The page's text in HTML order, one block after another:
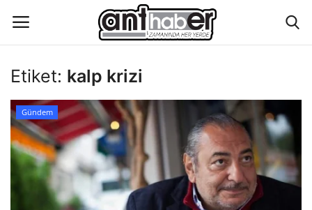
Eğitim
Aktüel Magazin
Hakkımızda
Etiket: kalp krizi
Gündem